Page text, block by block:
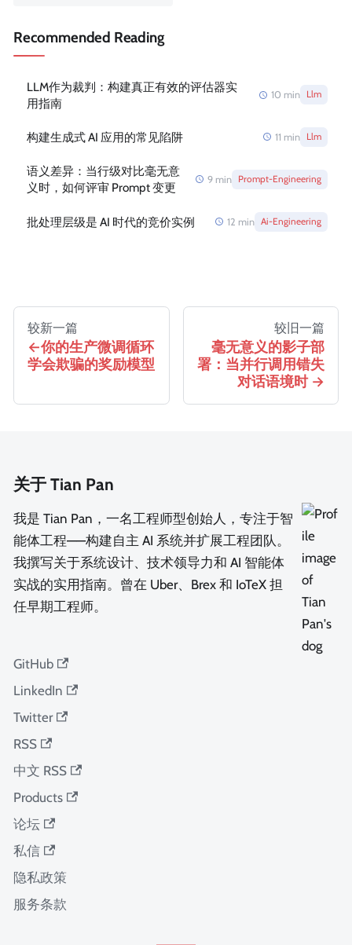
Recommended Reading
LLM作为裁判：构建真正有效的评估器实
用指南
10 min Llm
构建生成式 AI 应用的常见陷阱 11 min Llm
语义差异：当行级对比毫无意
义时，如何评审 Prompt 变更
9 min Prompt-Engineering
批处理层级是 AI 时代的竞价实例 12 min Ai-Engineering
较新一篇
你的生产微调循环
学会欺骗的奖励模型
较旧一篇
毫无意义的影子部
署：当并行调用错失
对话语境时
关于 Tian Pan
我是 Tian Pan，一名工程师型创始人，专注于智
能体工程——构建自主 AI 系统并扩展工程团队。
我撰写关于系统设计、技术领导力和 AI 智能体
实战的实用指南。曾在 Uber、Brex 和 IoTeX 担
任早期工程师。
GitHub
LinkedIn
Twitter
RSS
中文 RSS
Products
论坛
私信
隐私政策
服务条款